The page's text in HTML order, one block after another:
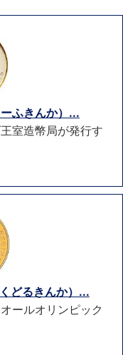
ふきんか）...
室造幣局が発行す
どるきんか）...
ールオリンピック